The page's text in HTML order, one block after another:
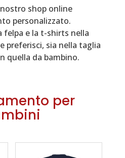
shop online
personalizzato.
felpa e la t-shirts nella
preferisci, sia nella taglia
quella da bambino.
per